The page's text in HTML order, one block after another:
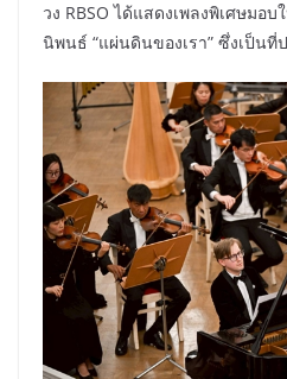
วง RBSO ได้แสดงเพลงพิเศษมอ
นิพนธ์ “แผ่นดินของเรา” ซึ่งเป็นที่